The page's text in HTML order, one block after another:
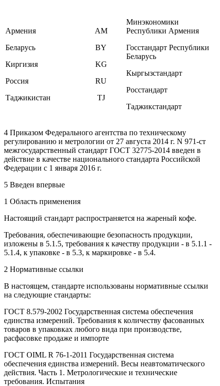
Армения
Беларусь
Киргизия
Россия
Таджикистан
AM
BY
KG
RU
TJ
Минэкономики
Республики Армения
Госстандарт Республики
Беларусь
Кыргызстандарт
Росстандарт
Таджикстандарт
4 Приказом Федерального агентства по техническому
регулированию и метрологии от 27 августа 2014 г. N 971-ст
межгосударственный стандарт ГОСТ 32775-2014 введен в
действие в качестве национального стандарта Российской
Федерации с 1 января 2016 г.
5 Введен впервые
1 Область применения
Настоящий стандарт распространяется на жареный кофе.
Требования, обеспечивающие безопасность продукции,
изложены в 5.1.5, требования к качеству продукции - в 5.1.1 -
5.1.4, к упаковке - в 5.3, к маркировке - в 5.4.
2 Нормативные ссылки
В настоящем, стандарте использованы нормативные ссылки
на следующие стандарты:
ГОСТ 8.579-2002 Государственная система обеспечения
единства измерений. Требования к количеству фасованных
товаров в упаковках любого вида при производстве,
расфасовке продаже и импорте
ГОСТ OIML R 76-1-2011 Государственная система
обеспечения единства измерений. Весы неавтоматического
действия. Часть 1. Метрологические и технические
требования. Испытания